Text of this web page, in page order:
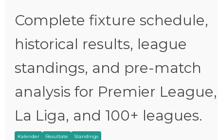
Complete fixture schedule,
historical results, league
standings, and pre-match
analysis for Premier League,
La Liga, and 100+ leagues.
Kalender Resultate Standings